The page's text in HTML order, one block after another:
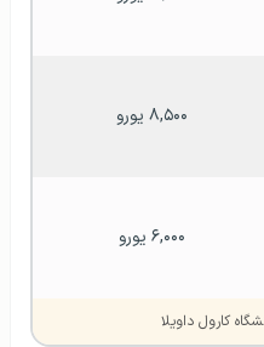
۸,۵۰۰ یورو
۶,۰۰۰ یورو
کارول داویلا